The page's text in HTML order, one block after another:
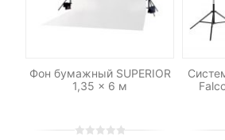
Фон бумажный SUPERIOR
1,35 x 6 м